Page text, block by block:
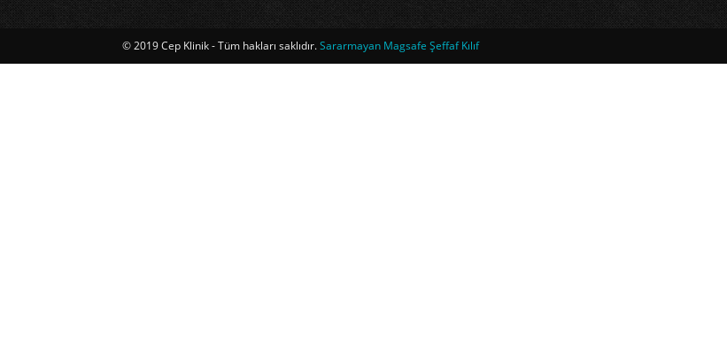
© 2019 Cep Klinik - Tüm hakları saklıdır.Sararmayan Magsafe Şeffaf Kılıf